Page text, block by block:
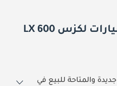
أسئلة وأجوبة عن السيارات لكزس LX 600
كم عدد سيارات لكزس LX 600 جديدة والمتاحة للبيع في